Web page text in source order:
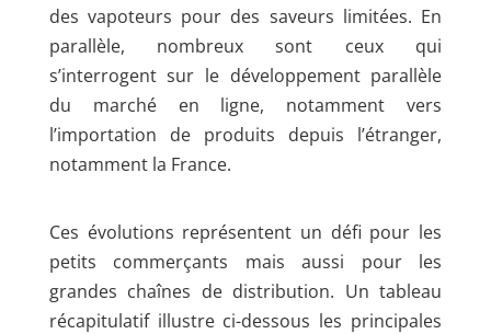
des vapoteurs pour des saveurs limitées. En
parallèle, nombreux sont ceux qui
s’interrogent sur le développement parallèle
du marché en ligne, notamment vers
l’importation de produits depuis l’étranger,
notamment la France.
Ces évolutions représentent un défi pour les
petits commerçants mais aussi pour les
grandes chaînes de distribution. Un tableau
récapitulatif illustre ci-dessous les principales